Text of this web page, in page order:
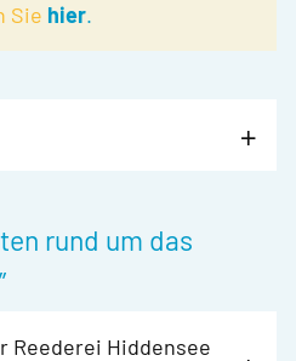
Sie hier.
rund um das
Reederei Hiddensee